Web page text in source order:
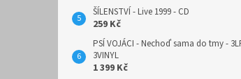
ŠÍLENSTVÍ - Live 1999 - CD
259 Kč
PSÍ VOJÁCI - Nechoď sama do tmy -
3VINYL
1 399 Kč